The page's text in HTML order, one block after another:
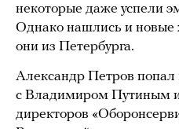
некоторые даже успели
Однако нашлись и
они из Петербурга.
Александр Петров попал
с Владимиром Путиным
директоров